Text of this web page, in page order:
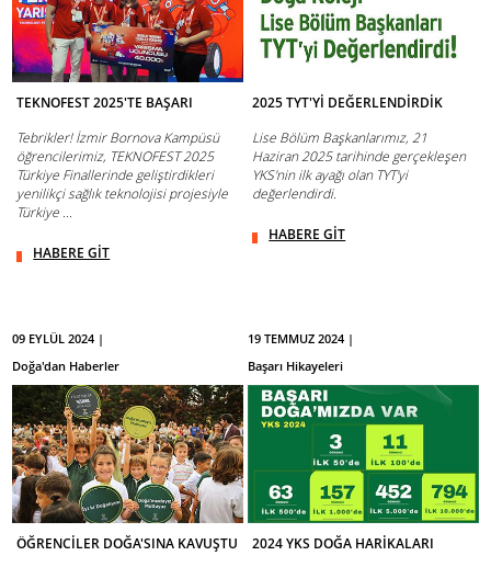
TEKNOFEST 2025'TE BAŞARI
Tebrikler! İzmir Bornova Kampüsü
öğrencilerimiz, TEKNOFEST 2025
Türkiye Finallerinde geliştirdikleri
yenilikçi sağlık teknolojisi projesiyle
Türkiye ...
HABERE GİT
2025 TYT'Yİ DEĞERLENDİRDİK
Lise Bölüm Başkanlarımız, 21
Haziran 2025 tarihinde gerçekleşen
YKS'nin ilk ayağı olan TYT'yi
değerlendirdi.
HABERE GİT
09 EYLÜL 2024 |
Doğa'dan Haberler
ÖĞRENCİLER DOĞA'SINA KAVUŞTU
19 TEMMUZ 2024 |
Başarı Hikayeleri
2024 YKS DOĞA HARİKALARI